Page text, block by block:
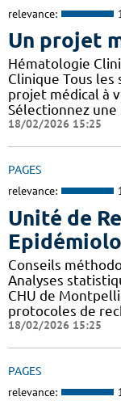
relevance:
Un projet
Hématologie
Clinique Tous les
projet médical à
Sélectionnez
18/02/2026 15:25
PAGES
relevance:
Unité de
Conseils
Analyses
CHU de
protocoles de
18/02/2026 15:25
PAGES
relevance: